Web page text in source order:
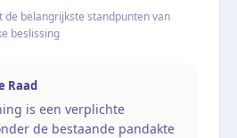
de belangrijkste standpunten van
beslissing
Raad
is een verplichte
de bestaande pandakte